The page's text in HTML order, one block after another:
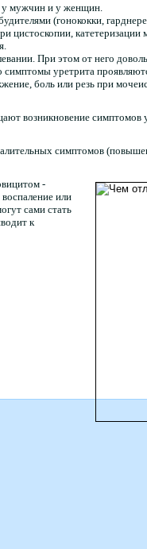
у мужчин и у женщин.
(гонококки,
цистоскопии, катетеризации
При этом от него
уретрита
боль или резь при
возникновение
симптомов
-
или
сами стать
к